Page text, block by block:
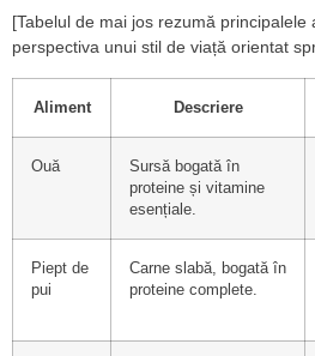
[Tabelul de mai jos rezumă principalele
perspectiva unui stil de viață orientat
Aliment Descriere
Ouă
Sursă bogată în
proteine și vitamine
esențiale.
Piept de
pui
Carne slabă, bogată în
proteine complete.